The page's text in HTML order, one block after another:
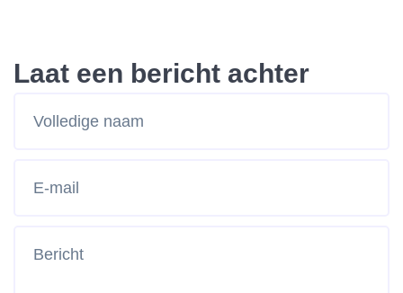
Laat een bericht achter